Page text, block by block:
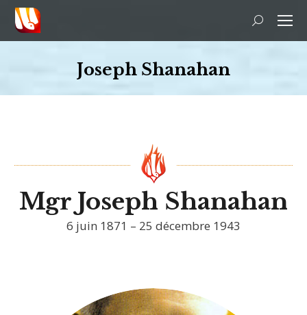
Recherche
:
Joseph Shanahan
Mgr Joseph Shanahan
6 juin 1871 – 25 décembre 1943